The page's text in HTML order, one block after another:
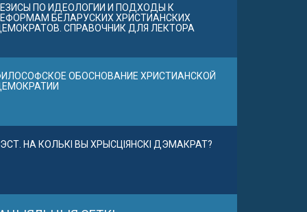
ПО ИДЕОЛОГИИ И ПОДХОДЫ К
БЕЛАРУСКИХ ХРИСТИАНСКИХ
СПРАВОЧНИК ДЛЯ ЛЕКТОРА
ОБОСНОВАНИЕ ХРИСТИАНСКОЙ
НА КОЛЬКІ ВЫ ХРЫСЦІЯНСКІ ДЭМАКРАТ?